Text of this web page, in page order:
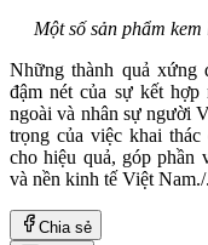
Một số sản phẩm
Những thành quả xứng
đậm nét của sự kết hợp
ngoài và nhân sự người
trọng của việc khai thác
cho hiệu quả, góp phần
và nền kinh tế Việt Nam./.
Chia sẻ